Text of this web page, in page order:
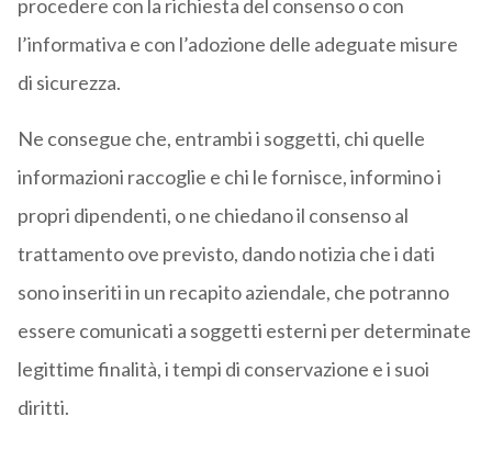
procedere con la richiesta del consenso o con
l’informativa e con l’adozione delle adeguate misure
di sicurezza.
Ne consegue che, entrambi i soggetti, chi quelle
informazioni raccoglie e chi le fornisce, informino i
propri dipendenti, o ne chiedano il consenso al
trattamento ove previsto, dando notizia che i dati
sono inseriti in un recapito aziendale, che potranno
essere comunicati a soggetti esterni per determinate
legittime finalità, i tempi di conservazione e i suoi
diritti.